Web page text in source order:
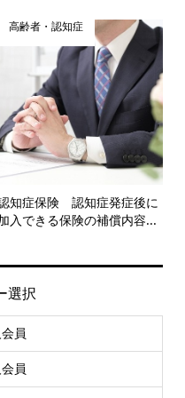
高齢者・認知症
知症保険 認知症発症後に
入できる保険の補償内容...
選択
員
員